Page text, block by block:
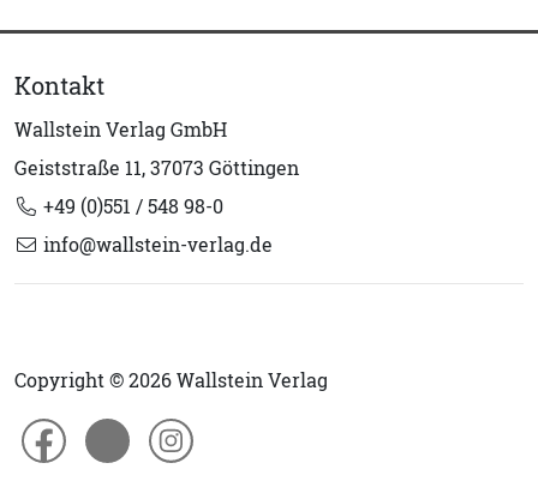
Kontakt
Wallstein Verlag GmbH
Geiststraße 11, 37073 Göttingen
+49 (0)551 / 548 98-0
info@wallstein-verlag.de
Copyright © 2026 Wallstein Verlag